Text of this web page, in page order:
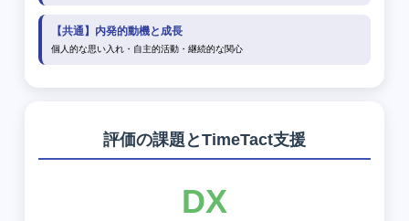
【共通】内発的動機と成長
個人的な思い入れ・自主的活動・継続的な関心
評価の課題とTimeTact支援
DX